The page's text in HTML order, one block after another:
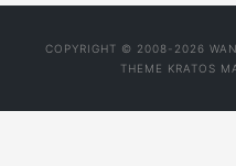
COPYRIGHT © 2008-2026
THEME KRATOS